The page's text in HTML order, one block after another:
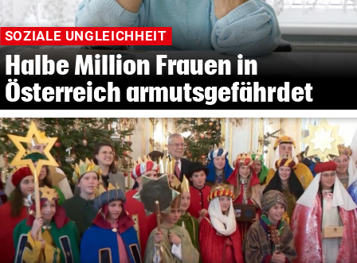
SOZIALE UNGLEICHHEIT
Halbe Million Frauen in
Österreich armutsgefährdet